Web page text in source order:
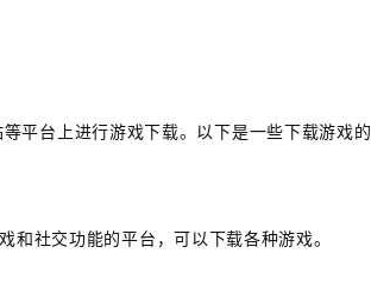
平台上进行游戏下载。以下是一些下载游戏的
社交功能的平台，可以下载各种游戏。